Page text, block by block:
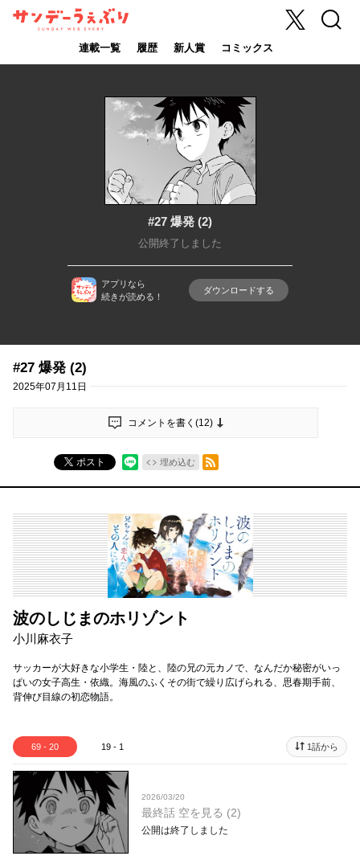
サンデーうぇ
連載一覧 履歴 新人賞 コミックス
X 検索
#27 爆発 (2)
公開終了しました
アプリなら
続きが読める！
ダウンロードする
#27 爆発 (2)
2025年07月11日
コメントを書く(12)
ポスト 埋め込む
RSSフィード
波のしじまのホリゾント
小川麻衣子
サッカーが大好きな小学生・陸と、陸の兄の元カノで、なんだか秘密がいっ
ぱいの女子高生・依織。海風のふくその街で繰り広げられる、思春期手前、
背伸び目線の初恋物語。
69 - 20 19 - 1 1話から
2026/03/20
最終話 空を見る (2)
公開は終了しました